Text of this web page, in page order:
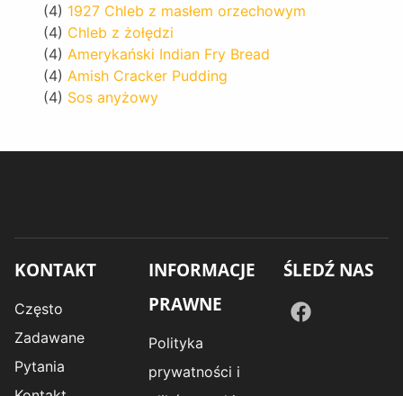
(4) 1927 Chleb z masłem orzechowym
(4) Chleb z żołędzi
(4) Amerykański Indian Fry Bread
(4) Amish Cracker Pudding
(4) Sos anyżowy
KONTAKT
Często
Zadawane
Pytania
INFORMACJE
PRAWNE
Polityka
prywatności i
ŚLEDŹ NAS